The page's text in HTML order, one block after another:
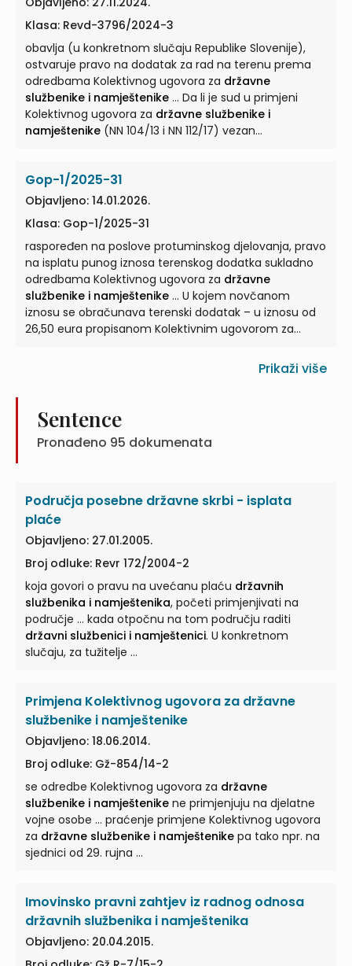
radne dane odnosno blagdanom, a imajući u vidu
odredbe Kolektivnog ugovora za
namještenike
... Kolektivnog ugovora zadržavne
službenike i namještenike(„Narodne novine“, broj
104/13 104/13- Dodatak I., 150/13- Dodatak II. i 71/16
Dodatak III., u ...
Klasa: Revd-3796/2024-3
obavlja (u konkretnom slučaju Republike Slovenije),
ostvaruje pravo na dodatak za rad na terenu prema
odredbama Kolektivnog ugovora za državne
službenike i namještenike ... Da li je sud u primjeni
Kolektivnog ugovora za državne službenike i
namještenike (NN 104/13 i NN 112/17) vezan
državne službenike i namještenike
odredbe čl. 120. ... (NN 112/17) Kolektivnog ugovora za
državne službenike i namještenike
Vlade Republike Hrvatske i Vlade Republike Slovenije o
uvođenju ... Primjenjuje li se tumačenje Zajedničke
komisije za tumačenje odredaba i praćenje primjene
Kolektivnog ugovora za državne službenike i
namještenikebr. ...
Gop-1/2025-31
Objavljeno: 14.01.2026.
Klasa: Gop-1/2025-31
raspoređen na poslove protuminskog djelovanja, pravo
na isplatu punog iznosa terenskog dodatka sukladno
odredbama Kolektivnog ugovora za državne
službenike i namještenike ... U kojem novčanom
iznosu se obračunava terenski dodatak – u iznosu od
26,50 eura propisanom Kolektivnim ugovorom za
prava na terenski dodatak prema pravilima
prava ... Kolektivnog ugovora za
namještenike(Narodne novine broj 112/17, 12/18, 2/19,
119/19 i 66/20) kao i čl. 49. st. 1. ... Kolektivnog ugovora
4/2025) stipulaciju „…ako je na terenu ...
Prikaži više
Sentence
Pronađeno 95 dokumenata
Područja posebne državne skrbi - isplata
plaće
Objavljeno: 27.01.2005.
Broj odluke: Revr 172/2004-2
koja govori o pravu na uvećanu plaću državnih
službenika i namještenika, početi primjenjivati na
područje ... kada otpočnu na tom području raditi
državni službenici i namještenici. U konkretnom
slučaju, za tužitelje ...
Primjena Kolektivnog ugovora za državne
službenike i namještenike
Objavljeno: 18.06.2014.
Broj odluke: Gž-854/14-2
se odredbe Kolektivnog ugovora za državne
službenike i namještenike ne primjenjuju na djelatne
vojne osobe ... praćenje primjene Kolektivnog ugovora
za državne službenike i namještenike pa tako npr. na
sjednici od 29. rujna ...
Imovinsko pravni zahtjev iz radnog odnosa
državnih službenika i namještenika
Objavljeno: 20.04.2015.